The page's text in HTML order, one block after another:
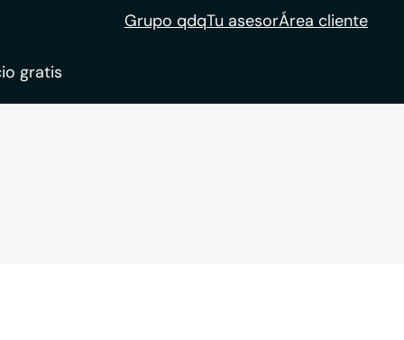
Grupo qdqTu asesorÁrea cliente
gratis